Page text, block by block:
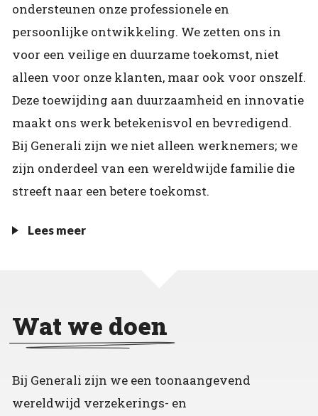
ondersteunen onze professionele en
persoonlijke ontwikkeling. We zetten ons in
voor een veilige en duurzame toekomst, niet
alleen voor onze klanten, maar ook voor onszelf.
Deze toewijding aan duurzaamheid en innovatie
maakt ons werk betekenisvol en bevredigend.
Bij Generali zijn we niet alleen werknemers; we
zijn onderdeel van een wereldwijde familie die
streeft naar een betere toekomst.
Lees meer
Wat we doen
Bij Generali zijn we een toonaangevend
wereldwijd verzekerings- en